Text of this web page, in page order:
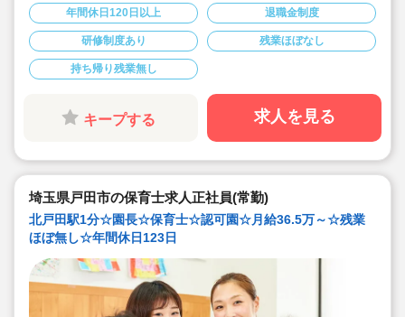
らに賞与3か月・残業は少なめと好条件です♪
◇年間休日123日！有給休暇は入社2カ月後に3日、半年
後に13日付与☆プライベートを大事にしながら働けま
す。
◇宿舎借上げ制度利用可！初期費用・引っ越し費用補助
あり！借り上げ利用されない方にもしっかり住宅手当て
があります♪
◇残業ゼロ推進 / 持ち帰り残業禁止 / 有給消化率も94.5%
◇各種手当てや社内割引など福利厚生が充実
◇多彩なキャリアアップ研修 / 年間100以上実施 / 万全の
年間休日120日以上 退職金制度
研修制度あり 残業ほぼなし
持ち帰り残業無し
キープする 求人を見る
埼玉県戸田市の保育士求人正社員(常勤)
北戸田駅1分☆園長☆保育士☆認可園☆月給36.5万～☆残業
ほぼ無し☆年間休日123日